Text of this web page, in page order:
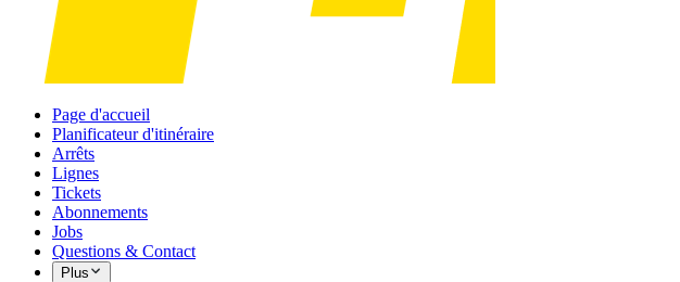
Page d'accueil
Planificateur d'itinéraire
Arrêts
Lignes
Tickets
Abonnements
Jobs
Questions & Contact
Plus